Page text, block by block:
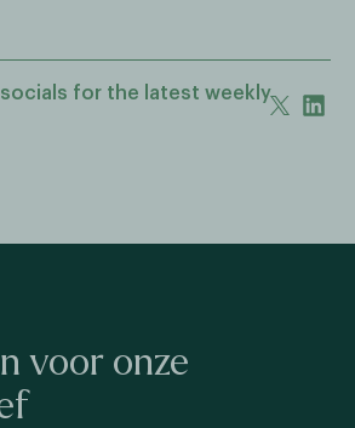
for the latest weekly
voor onze